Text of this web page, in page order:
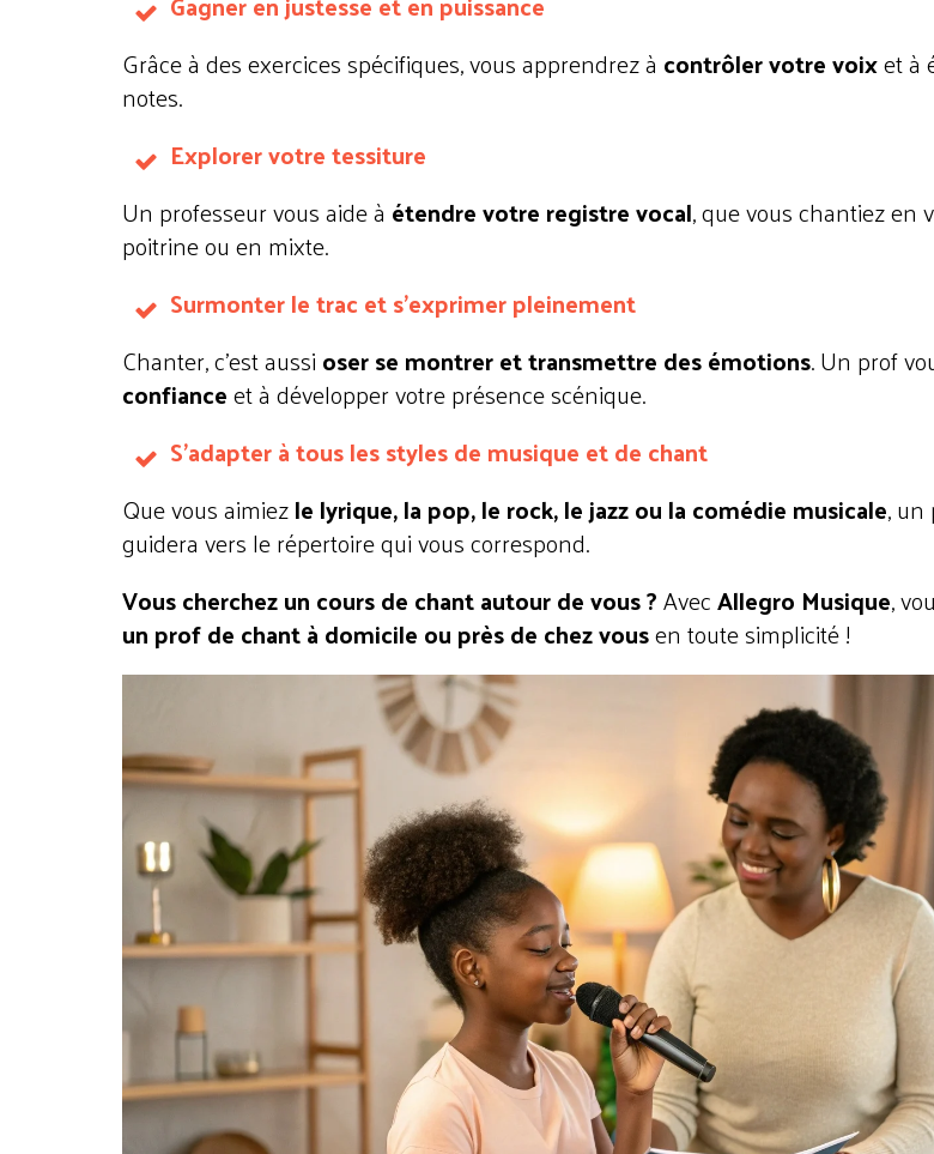
Grâce à des exercices spécifiques, vous apprendrez à contrôler votre voixet à
notes.
Explorer votre tessiture
Un professeur vous aide à étendre votre registre vocal, que vous chantiez en
poitrine ou en mixte.
Surmonter le trac et s’exprimer pleinement
Chanter, c’est aussioser se montrer et transmettre des émotions. Un prof
confianceet à développer votre présence scénique.
S’adapter à tous les styles de musique et de chant
Que vous aimiezle lyrique, la pop, le rock, le jazz ou la comédie musicale, un
guidera vers le répertoire qui vous correspond.
Vous cherchez un cours de chant autour de vous ?AvecAllegro Musique,
un prof de chant à domicile ou près de chez vousen toute simplicité !